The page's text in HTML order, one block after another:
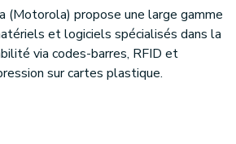
(Motorola) propose une large gamme
et logiciels spécialisés dans la
via codes-barres, RFID et
sur cartes plastique.